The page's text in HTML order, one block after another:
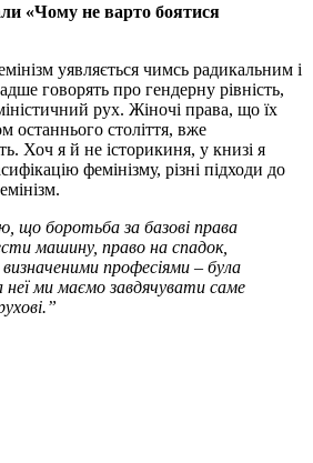
«Чому не варто боятися
уявляється чимсь радикальним і
говорять про гендерну рівність,
рух. Жіночі права, що їх
останнього століття, вже
Хоч я й не історикиня, у книзі я
фемінізму, різні підходи до
що боротьба за базові права
машину, право на спадок,
професіями – була
неї ми маємо завдячувати саме